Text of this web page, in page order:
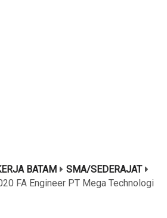
BATAM
SMA/SEDERAJAT
FA Engineer PT Mega Technologi